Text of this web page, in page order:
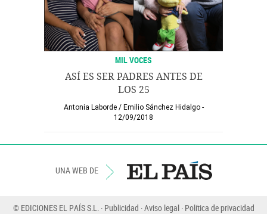
MIL VOCES
ASÍ ES SER PADRES ANTES DE
LOS 25
Antonia Laborde/ Emilio Sánchez Hidalgo
12/09/2018
UNA WEB DE
© EDICIONES EL PAÍS S.L. Publicidad Aviso legal Política de privacidad